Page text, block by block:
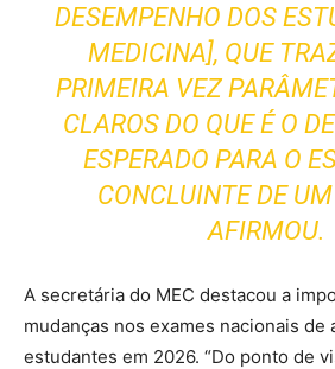
DESEMPENHO DOS
MEDICINA], QUE
PRIMEIRA VEZ
CLAROS DO QUE É O
ESPERADO PARA O
CONCLUINTE DE UM
AFIRMOU.
A secretária do MEC destacou a
mudanças nos exames nacionais de
estudantes em 2026. “Do ponto de